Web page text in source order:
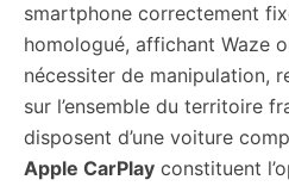
smartphone correctement
homologué, affichant Waze
nécessiter de manipulation,
sur l’ensemble du territoire
disposent d’une voiture
Apple CarPlay constituent